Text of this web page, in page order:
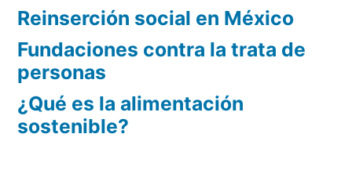
Reinserción social en México
Fundaciones contra la trata de
personas
¿Qué es la alimentación
sostenible?